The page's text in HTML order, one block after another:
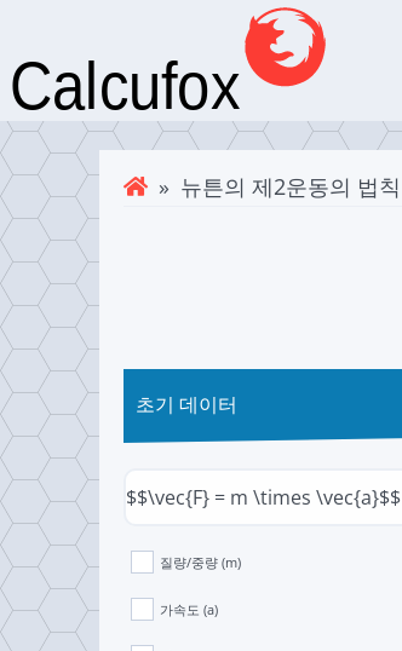
» 뉴튼의 제2운동의 법칙
초기 데이터
$$\vec{F} = m \times \vec{a}$$
질량/중량 (m)
가속도 (a)